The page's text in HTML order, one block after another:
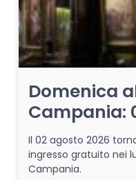
Domenica
Campania:
Il 02 agosto 2026
ingresso gratuito nei
Campania.